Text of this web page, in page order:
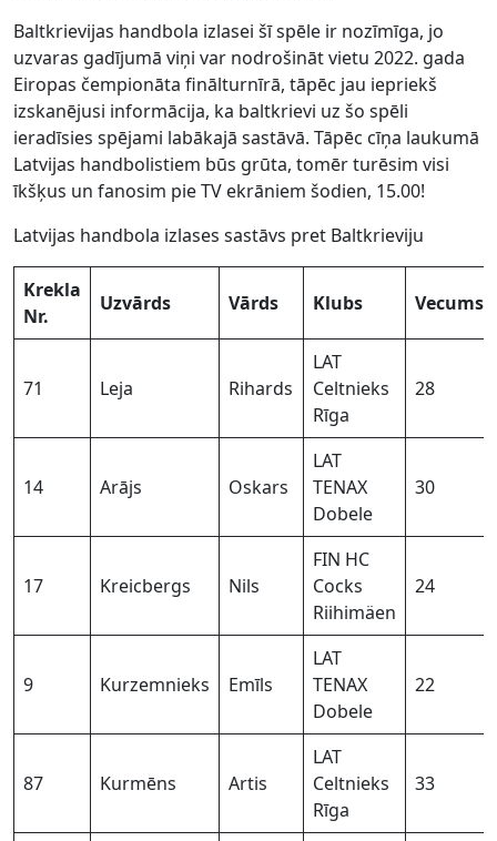
Baltkrievijas handbola izlasei šī spēle ir nozīmīga, jo
uzvaras gadījumā viņi var nodrošināt vietu 2022. gada
Eiropas čempionāta finālturnīrā, tāpēc jau iepriekš
izskanējusi informācija, ka baltkrievi uz šo spēli
ieradīsies spējami labākajā sastāvā. Tāpēc cīņa laukumā
Latvijas handbolistiem būs grūta, tomēr turēsim visi
īkšķus un fanosim pie TV ekrāniem šodien, 15.00!
Latvijas handbola izlases sastāvs pret Baltkrieviju
Krekla
Nr.
Uzvārds Vārds Klubs Vecums
71 Leja Rihards
LAT
Celtnieks
Rīga
28
14 Arājs Oskars
LAT
TENAX
Dobele
30
17 Kreicbergs Nils
FIN HC
Cocks
Riihimäen
24
9 Kurzemnieks Emīls
LAT
TENAX
Dobele
22
87 Kurmēns Artis
LAT
Celtnieks
Rīga
33